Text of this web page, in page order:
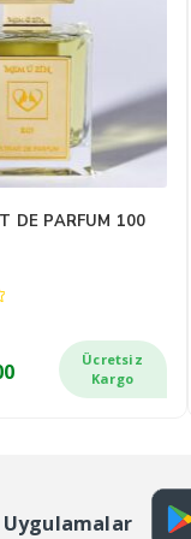
DE PARFUM
Ücretsiz
Kargo